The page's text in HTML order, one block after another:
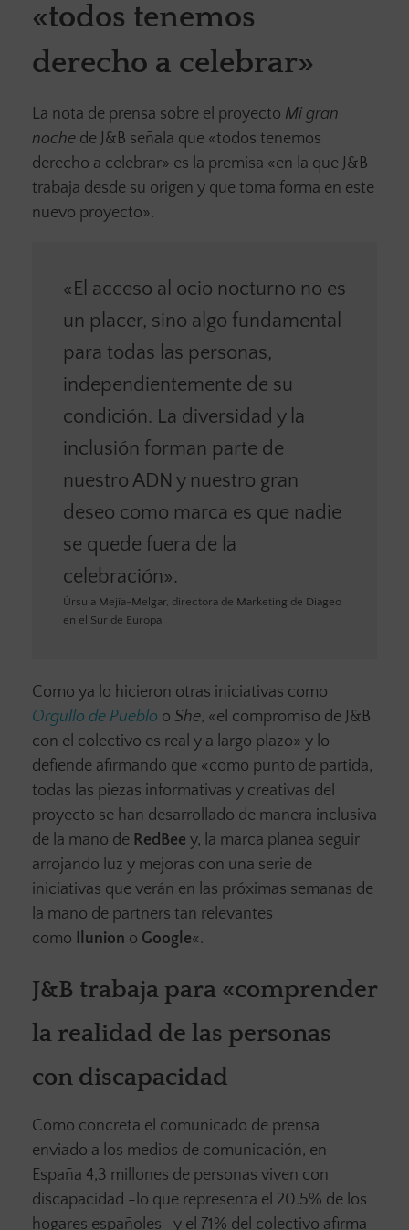
«todos tenemos
derecho a celebrar»
La nota de prensa sobre el proyecto Mi gran
noche de J&B señala que «todos tenemos
derecho a celebrar» es la premisa «en la que J&B
trabaja desde su origen y que toma forma en este
nuevo proyecto».
«El acceso al ocio nocturno no es
un placer, sino algo fundamental
para todas las personas,
independientemente de su
condición. La diversidad y la
inclusión forman parte de
nuestro ADN y nuestro gran
deseo como marca es que nadie
se quede fuera de la
celebración».
Úrsula Mejía-Melgar, directora de Marketing de Diageo
en el Sur de Europa
Como ya lo hicieron otras iniciativas como
Orgullo de Pueblo o She, «el compromiso de J&B
con el colectivo es real y a largo plazo» y lo
defiende afirmando que «como punto de partida,
todas las piezas informativas y creativas del
proyecto se han desarrollado de manera inclusiva
de la mano de RedBee y, la marca planea seguir
arrojando luz y mejoras con una serie de
iniciativas que verán en las próximas semanas de
la mano de partners tan relevantes
como
Ilunion o Google«.
J&B trabaja para «comprender
la realidad de las personas
con discapacidad
Como concreta el comunicado de prensa
enviado a los medios de comunicación, en
España 4,3 millones de personas viven con
discapacidad -lo que representa el 20.5% de los
hogares españoles- y el 71% del colectivo afirma